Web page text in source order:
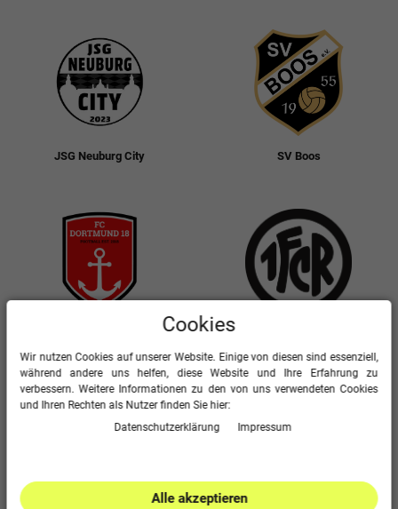
JSG Neuburg City SV Boos
EINFACH ERKLÄRT:
Cookies
Wir nutzen Cookies auf unserer Website. Einige von diesen sind essenziell,
während andere uns helfen, diese Website und Ihre Erfahrung zu
verbessern. Weitere Informationen zu den von uns verwendeten Cookies
und Ihren Rechten als Nutzer finden Sie hier:
Daten­schutz­erklärung
Impressum
Alle akzeptieren